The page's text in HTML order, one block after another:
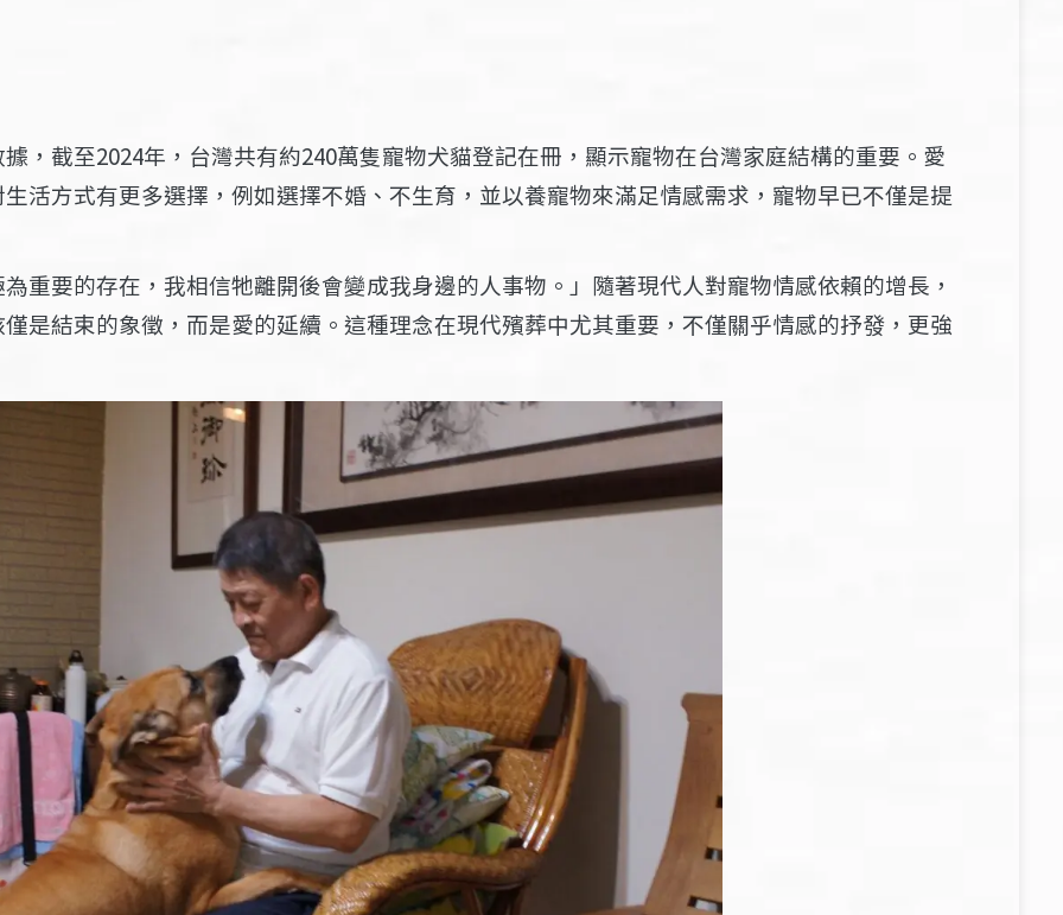
，截至2024年，台灣共有約240萬隻寵物犬貓登記在冊，顯示寵物在台灣家庭結構的重要。愛
活方式有更多選擇，例如選擇不婚、不生育，並以養寵物來滿足情感需求，寵物早已不僅是提
重要的存在，我相信牠離開後會變成我身邊的人事物。」隨著現代人對寵物情感依賴的增長，
是結束的象徵，而是愛的延續。這種理念在現代殯葬中尤其重要，不僅關乎情感的抒發，更強